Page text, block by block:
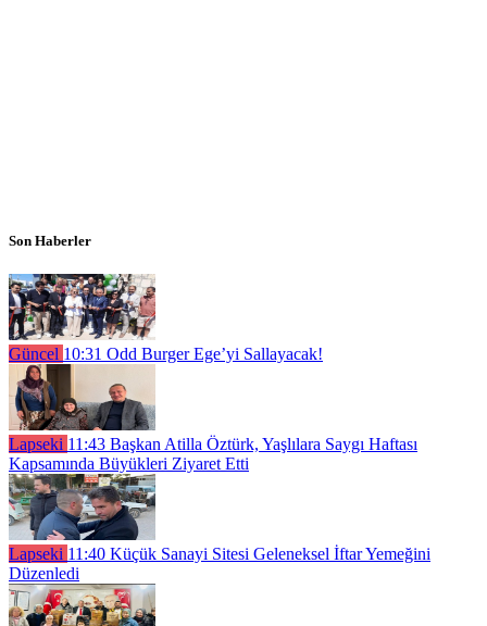
Son Haberler
Güncel 10:31 Odd Burger Ege’yi Sallayacak!
Lapseki 11:43 Başkan Atilla Öztürk, Yaşlılara Saygı Haftası
Kapsamında Büyükleri Ziyaret Etti
Lapseki 11:40 Küçük Sanayi Sitesi Geleneksel İftar Yemeğini
Düzenledi